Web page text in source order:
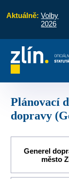
Aktuálně: Volby
2026
vyřídit
Plánovací dokumenty v oblasti
dopravy
Generel
město